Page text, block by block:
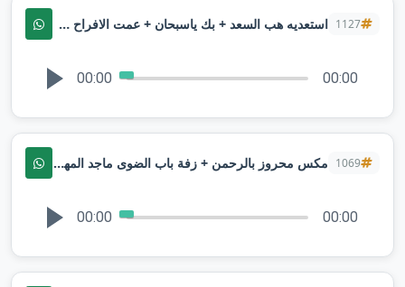
1127 استعديه هب السعد + بك ياسبحان + عمت الافراح مكس بدون اسماءلطلب بدون حقوق
00:00 00:00
1069 مكس محروز بالرحمن + زفة باب الضوى ماجد المهندس 2025 | لطلب بدون حقوق
00:00 00:00